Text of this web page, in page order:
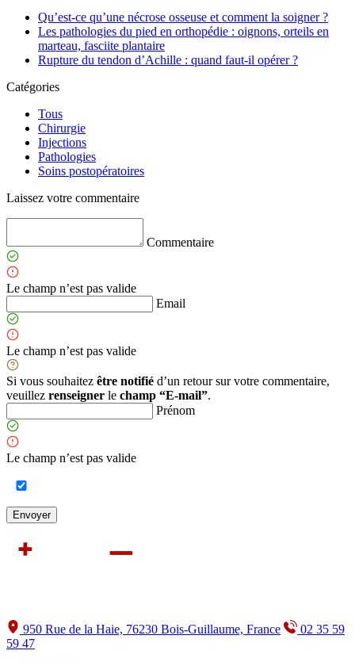
Qu’est-ce qu’une nécrose osseuse et comment la soigner ?
Les pathologies du pied en orthopédie : oignons, orteils en
marteau, fasciite plantaire
Rupture du tendon d’Achille : quand faut-il opérer ?
Catégories
Tous
Chirurgie
Injections
Pathologies
Soins postopératoires
Laissez votre commentaire
Commentaire
Le champ n’est pas valide
Email
Le champ n’est pas valide
Si vous souhaitez être notifié d’un retour sur votre commentaire,
veuillez renseigner le champ “E-mail”.
Prénom
Le champ n’est pas valide
950 Rue de la Haie, 76230 Bois-Guillaume, France
02 35 59
59 47